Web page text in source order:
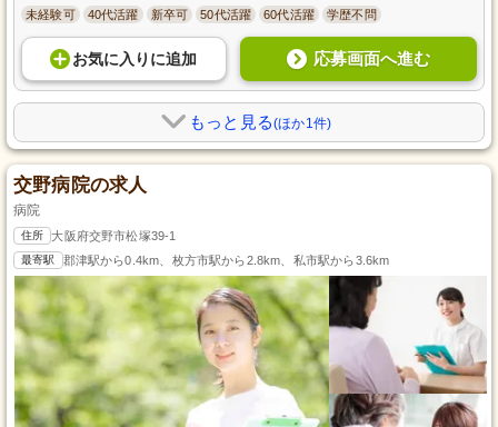
未経験可 40代活躍 新卒可 50代活躍 60代活躍 学歴不問
お気に入り に追加 応募画面へ進む
もっと見る(ほか1件)
交野病院の求人
病院
住所 大阪府交野市松塚39-1
最寄駅 郡津駅から0.4km、枚方市駅から2.8km、私市駅から3.6km